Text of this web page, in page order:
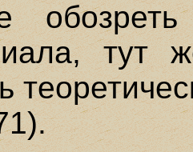
обозреть
тут